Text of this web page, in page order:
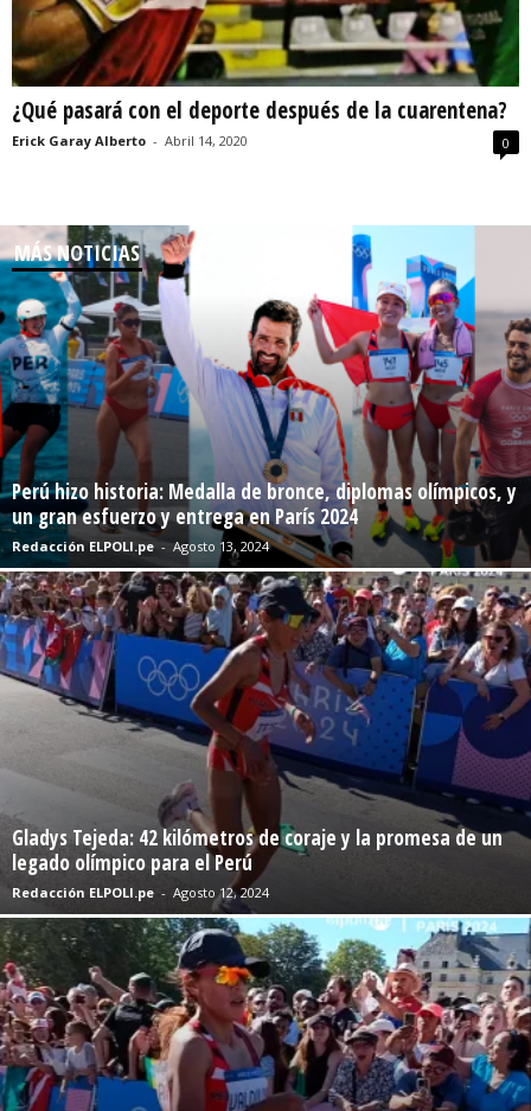
¿Qué pasará con el deporte después de la cuarentena?
Erick Garay Alberto - Abril 14, 2020 0
MÁS NOTICIAS
Perú hizo historia: Medalla de bronce, diplomas olímpicos, y
un gran esfuerzo y entrega en París 2024
Redacción ELPOLI.pe - Agosto 13, 2024
Gladys Tejeda: 42 kilómetros de coraje y la promesa de un
legado olímpico para el Perú
Redacción ELPOLI.pe - Agosto 12, 2024